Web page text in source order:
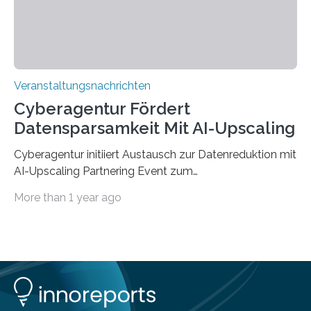
Veranstaltungsnachrichten
Cyberagentur Fördert
Datensparsamkeit Mit AI-Upscaling
Cyberagentur initiiert Austausch zur Datenreduktion mit
AI-Upscaling Partnering Event zum
innovative DatenverarbeitungDie Agentur für
Entwicklung von Technologien zur gezielten
Datenreduktion und Rekonstruktion in schwierigen
Kommunikationsumgebungen. Das Event dient der
More than 1 year ago